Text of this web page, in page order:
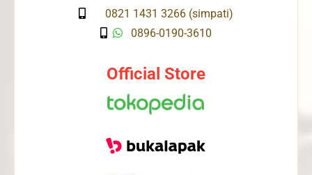
0821 1431 3266 (simpati)
0896-0190-3610
Official Store